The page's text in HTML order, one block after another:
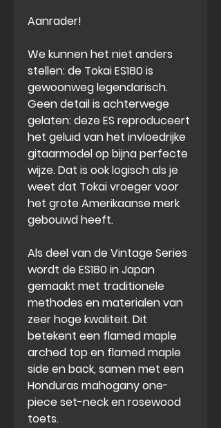
Aanrader!
We kunnen het niet anders
stellen: de Tokai ES180 is
gewoonweg legendarisch.
Geen detail is achterwege
gelaten: deze ES reproduceert
het geluid van het invloedrijke
gitaarmodelop bijna perfecte
wijze. Dat is ook logisch als je
weet dat Tokai vroeger voor
het grote Amerikaanse merk
gebouwd heeft.
Als deel van de Vintage Series
wordt de ES180 in Japan
gemaakt met traditionele
methodes enmaterialen van
zeer hoge kwaliteit.Dit
betekent een flamed maple
arched top en flamed maple
side en back, samen met een
Honduras mahogany one-
piece set-neck en rosewood
toets.